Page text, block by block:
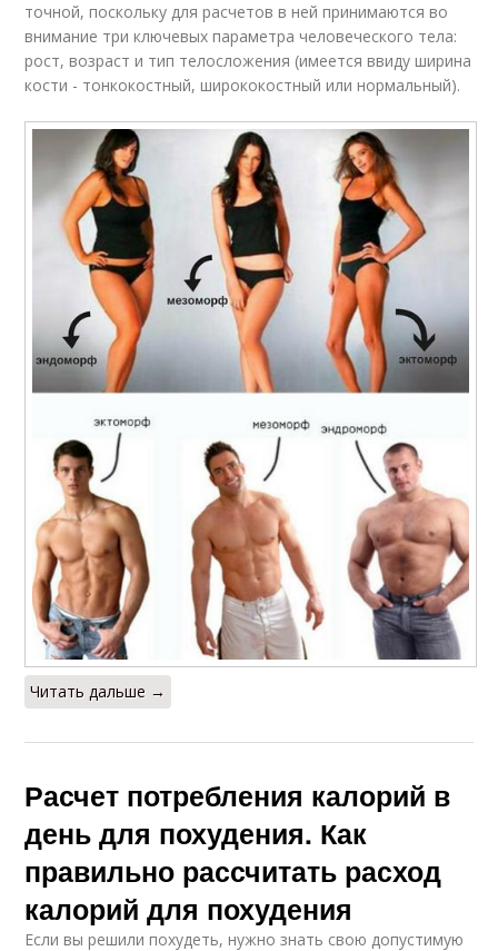
точной, поскольку для расчетов в ней принимаются во
внимание три ключевых параметра человеческого тела:
рост, возраст и тип телосложения (имеется ввиду ширина
кости - тонкокостный, ширококостный или нормальный).
Читать дальше →
Расчет потребления калорий в
день для похудения. Как
правильно рассчитать расход
калорий для похудения
Если вы решили похудеть, нужно знать свою допустимую